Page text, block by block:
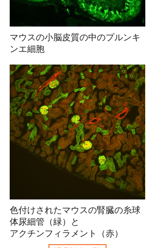
マウスの小脳皮質の中のプルンキ
ンエ細胞
色付けされたマウスの腎臓の糸球
体尿細管（緑）と
アクチンフィラメント（赤）